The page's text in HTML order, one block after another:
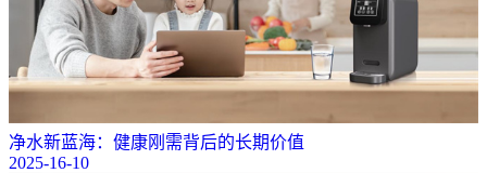
净水新蓝海：健康刚需背后的长期价值
2025-16-10